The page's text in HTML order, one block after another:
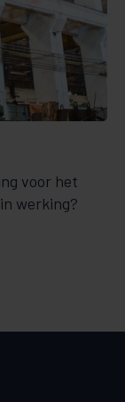
voor het
werking?